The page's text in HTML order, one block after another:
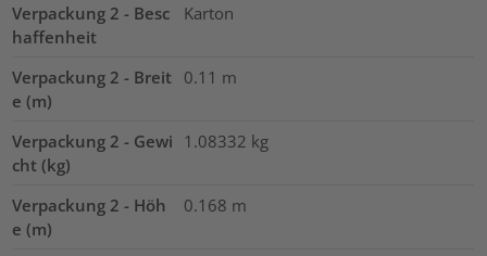
Verpackung 2 - Besc
haffenheit
Karton
Verpackung 2 - Breit
e (m)
0.11 m
Verpackung 2 - Gewi
cht (kg)
1.08332 kg
Verpackung 2 - Höh
e (m)
0.168 m